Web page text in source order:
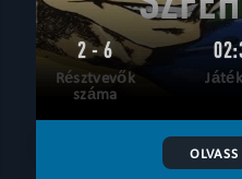
2 - 6
Résztvevők
száma